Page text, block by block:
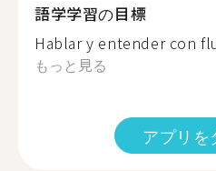
語学学習の目標
Hablar y entender con
もっと見る
アプリを